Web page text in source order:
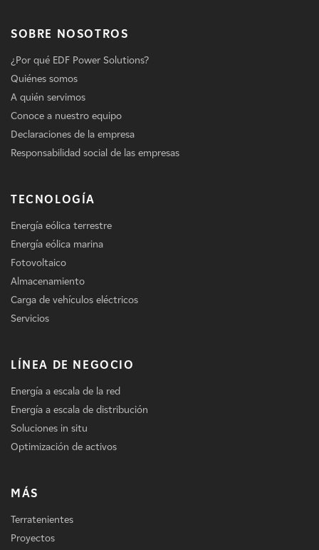
SOBRE NOSOTROS
¿Por qué EDF Power Solutions?
Quiénes somos
A quién servimos
Conoce a nuestro equipo
Declaraciones de la empresa
Responsabilidad social de las empresas
TECNOLOGÍA
Energía eólica terrestre
Energía eólica marina
Fotovoltaico
Almacenamiento
Carga de vehículos eléctricos
Servicios
LÍNEA DE NEGOCIO
Energía a escala de la red
Energía a escala de distribución
Soluciones in situ
Optimización de activos
MÁS
Terratenientes
Proyectos